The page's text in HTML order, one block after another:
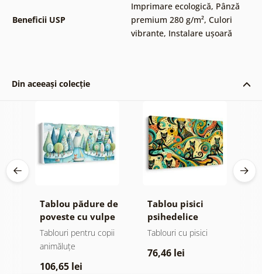
Beneficii USP
Imprimare ecologică, Pânză
premium 280 g/m², Culori
vibrante, Instalare ușoară
Din aceeași colecție
Tablou pădure de
poveste cu vulpe
și bufnițe
Tablouri pentru copii
animăluțe
106,65 lei
Tablou pisici
psihedelice
Tablouri cu pisici
76,46 lei